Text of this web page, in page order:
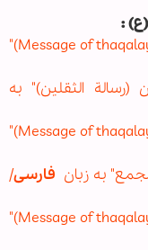
:
ــ انتشار شماره 62 مجله "پیام ثقلین (Message of thaqalayn)"
ثقلین (رسالة الثقلین)" به
ــ انتشار شماره 63 مجله‌ "پیام ثقلین (Message of thaqalayn)"
فارسی/
ــ انتشار شماره 64 مجله‌ "پیام ثقلین (Message of thaqalayn)"